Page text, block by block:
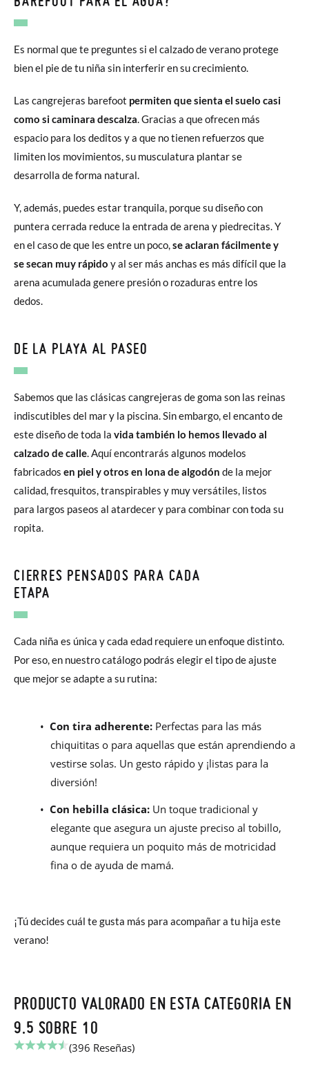
Es normal que te preguntes si el calzado de verano protege
bien el pie de tu niña sin interferir en su crecimiento.
Las cangrejeras barefoot permiten que sienta el suelo casi
como si caminara descalza. Gracias a que ofrecen más
espacio para los deditos y a que no tienen refuerzos que
limiten los movimientos, su musculatura plantar se
desarrolla de forma natural.
Y, además, puedes estar tranquila, porque su diseño con
puntera cerrada reduce la entrada de arena y piedrecitas. Y
en el caso de que les entre un poco,se aclaran fácilmente y
se secan muy rápido y al ser más anchas es más difícil que la
arena acumulada genere presión o rozaduras entre los
dedos.
DE LA PLAYA AL PASEO
Sabemos que las clásicas cangrejeras de goma son las reinas
indiscutibles del mar y la piscina. Sin embargo, el encanto de
este diseño de toda la vida también lo hemos llevado al
calzado de calle. Aquí encontrarás algunos modelos
fabricados en piel y otros en lona de algodón de la mejor
calidad, fresquitos, transpirables y muy versátiles, listos
para largos paseos al atardecer y para combinar con toda su
ropita.
CIERRES PENSADOS PARA CADA
ETAPA
Cada niña es única y cada edad requiere un enfoque distinto.
Por eso, en nuestro catálogo podrás elegir el tipo de ajuste
que mejor se adapte a su rutina:
• Con tira adherente: Perfectas para las más
chiquititas o para aquellas que están aprendiendo a
vestirse solas. Un gesto rápido y ¡listas para la
diversión!
• Con hebilla clásica: Un toque tradicional y
elegante que asegura un ajuste preciso al tobillo,
aunque requiera un poquito más de motricidad
fina o de ayuda de mamá.
¡Tú decides cuál te gusta más para acompañar a tu hija este
verano!
PRODUCTO VALORADO EN ESTA CATEGORIA EN
9.5 SOBRE 10
(396 Reseñas)